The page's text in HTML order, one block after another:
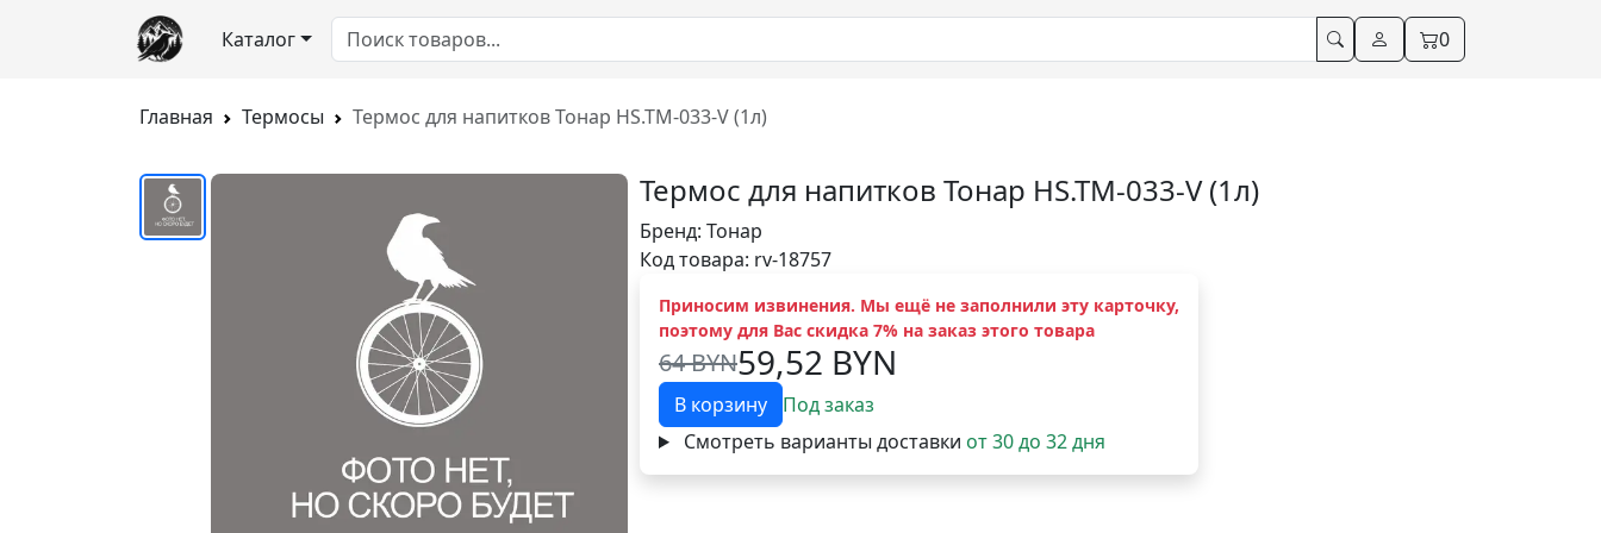
Каталог 0
Главная Термосы Термос для напитков Тонар HS.TM-033-V (1л)
Термос для напитков Тонар HS.TM-033-V (1л)
Бренд: Тонар
Код товара: rv-18757
Приносим извинения. Мы ещё не заполнили эту карточку,
поэтому для Вас скидка 7% на заказ этого товара
64 BYN59,52 BYN
В корзину
Под заказ
Смотреть варианты доставки от 30 до 32 дня